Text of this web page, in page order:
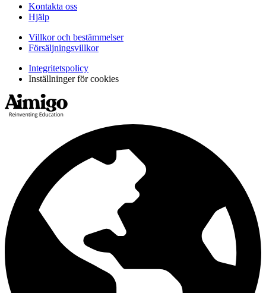
Kontakta oss
Hjälp
Villkor och bestämmelser
Försäljningsvillkor
Integritetspolicy
Inställninger för cookies